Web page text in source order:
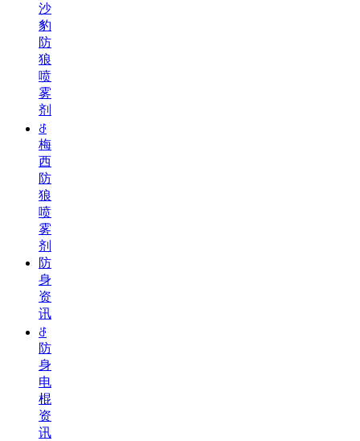
沙
豹
防
狼
喷
雾
剂
ꁕ
梅
西
防
狼
喷
雾
剂
防
身
资
讯
ꁕ
防
身
电
棍
资
讯